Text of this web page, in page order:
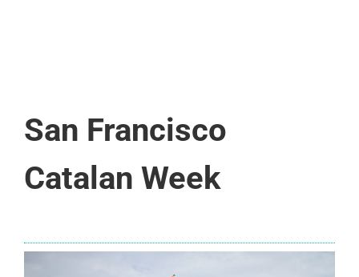
San Francisco
Catalan Week